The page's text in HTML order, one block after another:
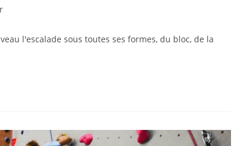
l'escalade sous toutes ses formes, du bloc, de la